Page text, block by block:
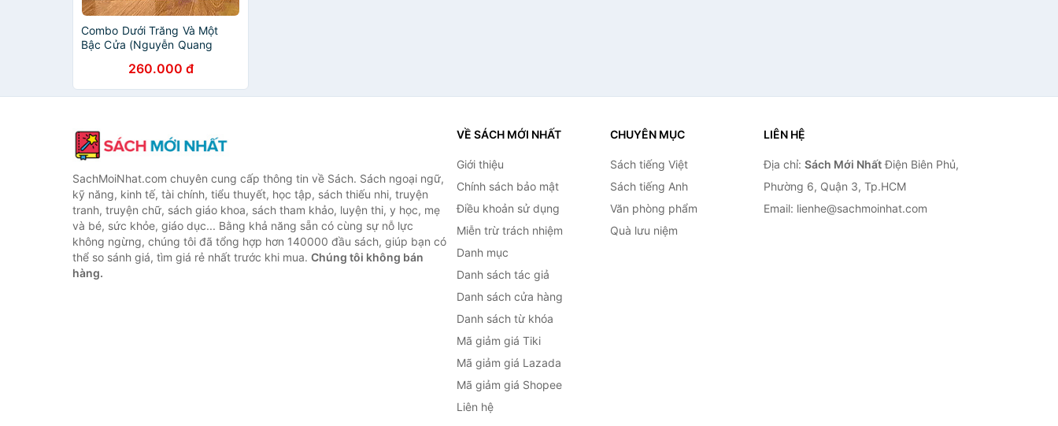
Combo Dưới Trăng Và Một
Bậc Cửa (Nguyễn Quang
Sơn) (tuyển tập thơ có chữ ký
tặng của hai tác giả)
260.000 đ
SachMoiNhat.com chuyên cung cấp thông tin về Sách. Sách ngoại ngữ,
kỹ năng, kinh tế, tài chính, tiểu thuyết, học tập, sách thiếu nhi, truyện
tranh, truyện chữ, sách giáo khoa, sách tham khảo, luyện thi, y học, mẹ
và bé, sức khỏe, giáo dục... Bằng khả năng sẵn có cùng sự nỗ lực
không ngừng, chúng tôi đã tổng hợp hơn 140000 đầu sách, giúp bạn có
thể so sánh giá, tìm giá rẻ nhất trước khi mua. Chúng tôi không bán
hàng.
VỀ SÁCH MỚI NHẤT
Giới thiệu
Chính sách bảo mật
Điều khoản sử dụng
Miễn trừ trách nhiệm
Danh mục
Danh sách tác giả
Danh sách cửa hàng
Danh sách từ khóa
Mã giảm giá Tiki
Mã giảm giá Lazada
Mã giảm giá Shopee
Liên hệ
CHUYÊN MỤC
Sách tiếng Việt
Sách tiếng Anh
Văn phòng phẩm
Quà lưu niệm
LIÊN HỆ
Địa chỉ: Sách Mới NhấtĐiện Biên Phủ,
Phường 6, Quận 3, Tp.HCM
Email: lienhe@sachmoinhat.com